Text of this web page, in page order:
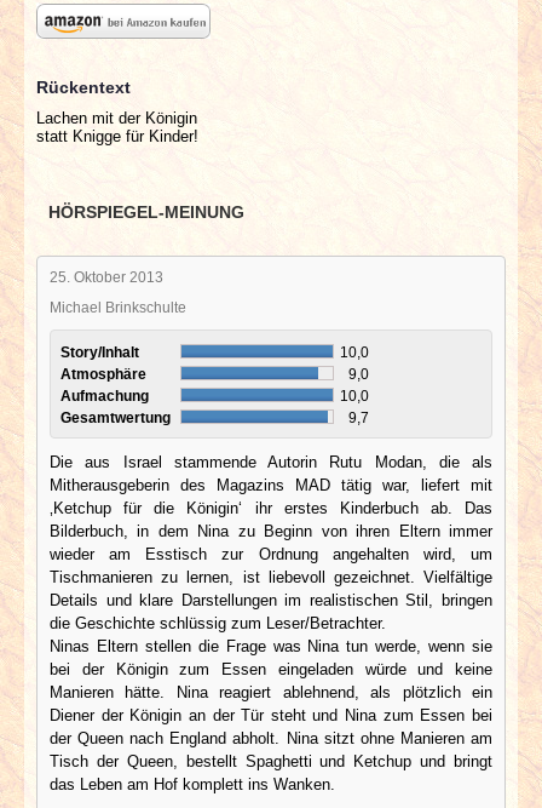
Rückentext
Lachen mit der Königin
statt Knigge für Kinder!
HÖRSPIEGEL-MEINUNG
25. Oktober 2013
Michael Brinkschulte
Story/Inhalt
10,0
Atmosphäre
9,0
Aufmachung
10,0
Gesamtwertung
9,7
Die aus Israel stammende Autorin Rutu Modan, die als
Mitherausgeberin des Magazins MAD tätig war, liefert mit
‚Ketchup für die Königin‘ ihr erstes Kinderbuch ab. Das
Bilderbuch, in dem Nina zu Beginn von ihren Eltern immer
wieder am Esstisch zur Ordnung angehalten wird, um
Tischmanieren zu lernen, ist liebevoll gezeichnet. Vielfältige
Details und klare Darstellungen im realistischen Stil, bringen
die Geschichte schlüssig zum Leser/Betrachter.
Ninas Eltern stellen die Frage was Nina tun werde, wenn sie
bei der Königin zum Essen eingeladen würde und keine
Manieren hätte. Nina reagiert ablehnend, als plötzlich ein
Diener der Königin an der Tür steht und Nina zum Essen bei
der Queen nach England abholt. Nina sitzt ohne Manieren am
Tisch der Queen, bestellt Spaghetti und Ketchup und bringt
das Leben am Hof komplett ins Wanken.